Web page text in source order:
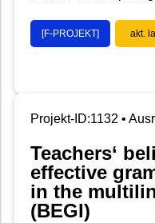
[F-PROJEKT] akt.
Projekt-ID:1132 •
Teachers‘
effective
in the
(BEGI)